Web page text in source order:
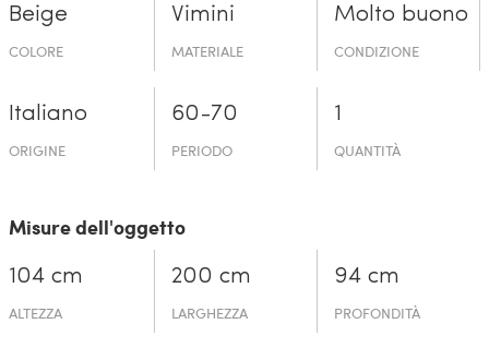
Beige
COLORE
Vimini
MATERIALE
Molto buono
CONDIZIONE
Italiano
ORIGINE
60-70
PERIODO
1
QUANTITÀ
Misure dell'oggetto
104 cm
ALTEZZA
200 cm
LARGHEZZA
94 cm
PROFONDITÀ